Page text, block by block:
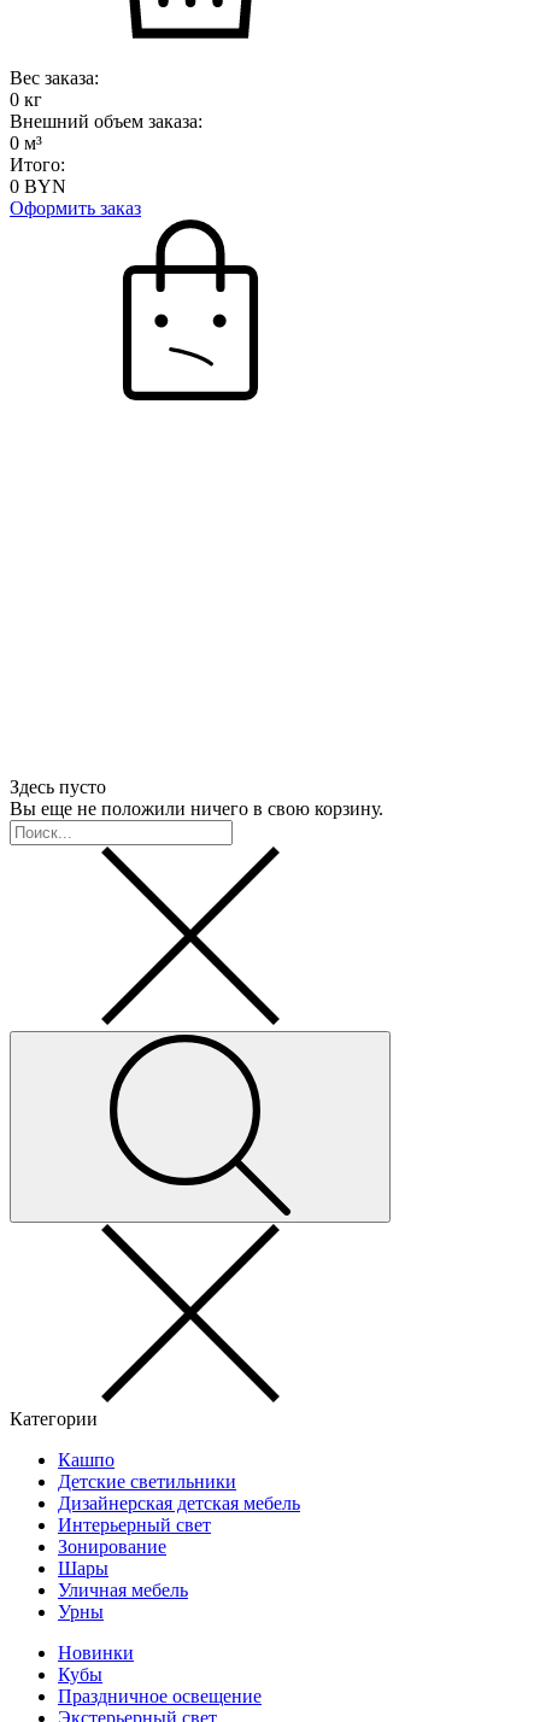
Вес заказа:
0 кг
Внешний объем заказа:
0 м³
Итого:
0 BYN
Оформить заказ
Здесь пусто
Вы еще не положили ничего в свою корзину.
Категории
Кашпо
Детские светильники
Дизайнерская детская мебель
Интерьерный свет
Зонирование
Шары
Уличная мебель
Урны
Новинки
Кубы
Праздничное освещение
Экстерьерный свет